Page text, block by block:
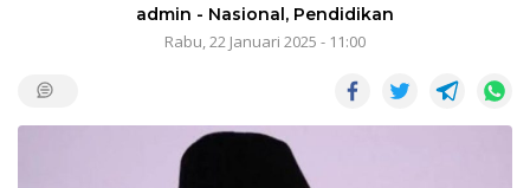
admin - Nasional, Pendidikan
Rabu, 22 Januari 2025 - 11:00